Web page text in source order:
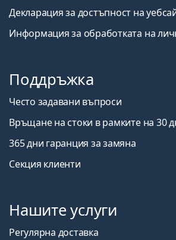
Декларация за достъпност на
Информация за обработката на
Поддръжка
Често задавани въпроси
Връщане на стоки в рамките на 30
365 дни гаранция за замяна
Секция клиенти
Нашите услуги
Регулярна доставка